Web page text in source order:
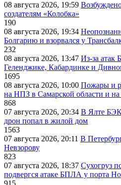
08 августа 2026, 19:59
создателям «Колобка»
190
08 августа 2026, 19:34
Болгарию и взорвался у
232
08 августа 2026, 13:47 Из-за атак
Геленджике, Кабардинке и
1695
08 августа 2026, 10:00 Пожары и
на НПЗ в Самарской области и
868
07 августа 2026, 20:34 В Ялте БЭК
дрон попал в жилой дом
1563
07 августа 2026, 20:11 В
Невзорову
823
07 августа 2026, 18:37 Сухогруз
подвергся атаке БПЛА у порта
915